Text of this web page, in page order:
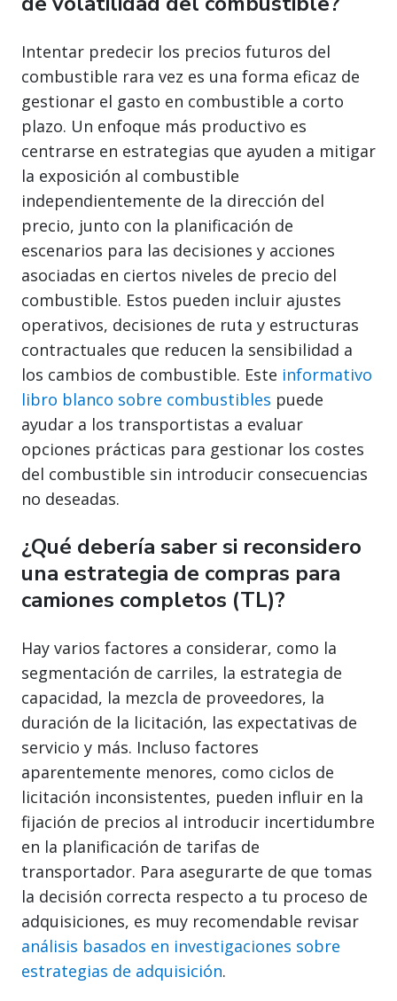
Intentar predecir los precios futuros del
combustible rara vez es una forma eficaz de
gestionar el gasto en combustible a corto
plazo. Un enfoque más productivo es
centrarse en estrategias que ayuden a mitigar
la exposición al combustible
independientemente de la dirección del
precio, junto con la planificación de
escenarios para las decisiones y acciones
asociadas en ciertos niveles de precio del
combustible. Estos pueden incluir ajustes
operativos, decisiones de ruta y estructuras
contractuales que reducen la sensibilidad a
los cambios de combustible. Este informativo
libro blanco sobre combustibles puede
ayudar a los transportistas a evaluar
opciones prácticas para gestionar los costes
del combustible sin introducir consecuencias
no deseadas.
¿Qué debería saber si reconsidero
una estrategia de compras para
camiones completos (TL)?
Hay varios factores a considerar, como la
segmentación de carriles, la estrategia de
capacidad, la mezcla de proveedores, la
duración de la licitación, las expectativas de
servicio y más. Incluso factores
aparentemente menores, como ciclos de
licitación inconsistentes, pueden influir en la
fijación de precios al introducir incertidumbre
en la planificación de tarifas de
transportador. Para asegurarte de que tomas
la decisión correcta respecto a tu proceso de
adquisiciones, es muy recomendable revisar
análisis basados en investigaciones sobre
estrategias de adquisición.